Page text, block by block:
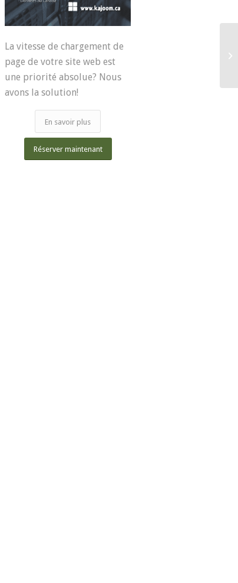
La vitesse de chargement de
page de votre site web est
une priorité absolue? Nous
avons la solution!
En savoir plus
Réserver maintenant